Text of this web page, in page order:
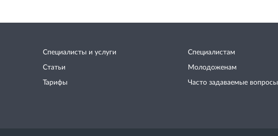
Специалисты и услуги
Статьи
Тарифы
Специалистам
Молодоженам
Часто задаваемые вопросы